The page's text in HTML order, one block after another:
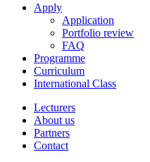
Apply
Application
Portfolio review
FAQ
Programme
Curriculum
International Class
Lecturers
About us
Partners
Contact